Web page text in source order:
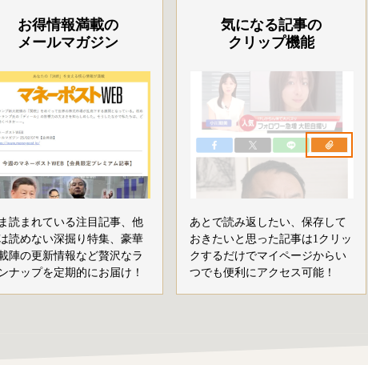
お得情報満載の
メールマガジン
読まれている注目記事、他
読めない深掘り特集、豪華
陣の更新情報など贅沢なラ
ナップを定期的にお届け！
気になる記事の
クリップ機能
あとで読み返したい、保存して
おきたいと思った記事は1クリッ
クするだけでマイページからい
つでも便利にアクセス可能！